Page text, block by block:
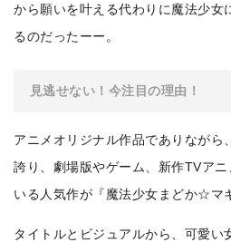
から願いを叶える代わりに魔法少女
るのだったーー。
見逃せない！今注目の理由！
アニメオリジナル作品でありながら
誇り、劇場版やゲーム、新作TVア
いる人気作が『魔法少女まどか☆マ
タイトルとビジュアルから、可愛い